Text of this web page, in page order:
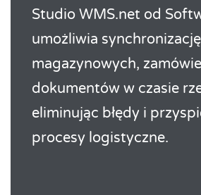
Studio WMS.net od
umożliwia
magazynowych,
dokumentów w czasie
eliminując błędy i
procesy logistyczne.